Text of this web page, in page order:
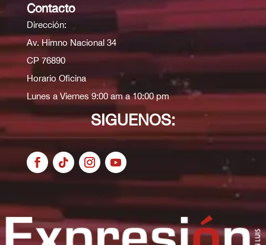
Contacto
Dirección:
Av. Himno Nacional 34
CP 76890
Horario Oficina
Lunes a Viernes 9:00 am a 10:00 pm
SIGUENOS: